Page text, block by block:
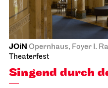
JOiN Opernhaus, Foyer I.
Theaterfest
Singend durch